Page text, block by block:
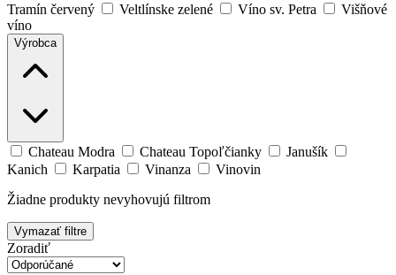
Tramín červený
Veltlínske zelené Víno sv. Petra
Višňové
víno
Výrobca
Chateau Modra Chateau Topoľčianky
Janušík
Kanich
Karpatia Vinanza
Vinovin
Žiadne produkty nevyhovujú filtrom
Vymazať filtre
Zoradiť